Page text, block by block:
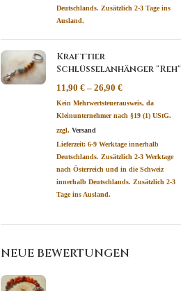
Deutschlands. Zusätzlich 2-3 Tage ins
Ausland.
Krafttier
Schlüsselanhänger "Reh"
11,90€ –26,90€
Kein Mehrwertsteuerausweis, da
Kleinunternehmer nach §19 (1) UStG.
zzgl.Versand
Lieferzeit:6-9 Werktage innerhalb
Deutschlands. Zusätzlich 2-3 Werktage
nach Österreich und in die Schweiz
innerhalb Deutschlands. Zusätzlich 2-3
Tage ins Ausland.
NEUE BEWERTUNGEN